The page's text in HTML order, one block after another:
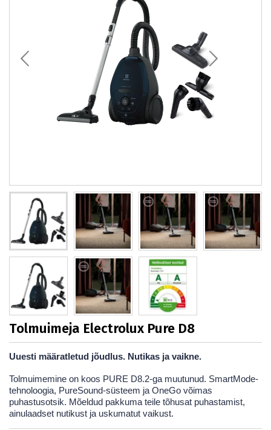
Tolmuimeja Electrolux Pure D8
Uuesti määratletud jõudlus. Nutikas ja vaikne.
Tolmuimemine on koos PURE D8.2-ga muutunud. SmartMode-
tehnoloogia, PureSound-süsteem ja OneGo võimas
puhastusotsik. Mõeldud pakkuma teile tõhusat puhastamist,
ainulaadset nutikust ja uskumatut vaikust.